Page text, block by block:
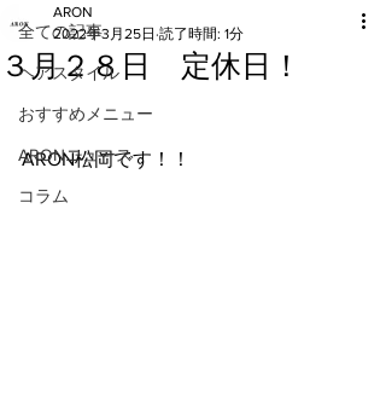
全ての記事
ヘアスタイル
おすすめメニュー
ARONニュース
コラム
３月２８日 定休日！
ARON
2022年3月25日 読了時間: 1分
ARON松岡です！！